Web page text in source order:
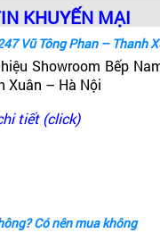
KHUYẾN MẠI
Vũ Tông Phan – Thanh
Showroom Bếp
Xuân – Hà Nội
tiết (click)
Có nên mua không